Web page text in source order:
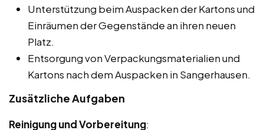
Unterstützung beim Auspacken der Kartons und
Einräumen der Gegenstände an ihren neuen
Platz.
Entsorgung von Verpackungsmaterialien und
Kartons nach dem Auspacken in Sangerhausen.
Zusätzliche Aufgaben
Reinigung und Vorbereitung: